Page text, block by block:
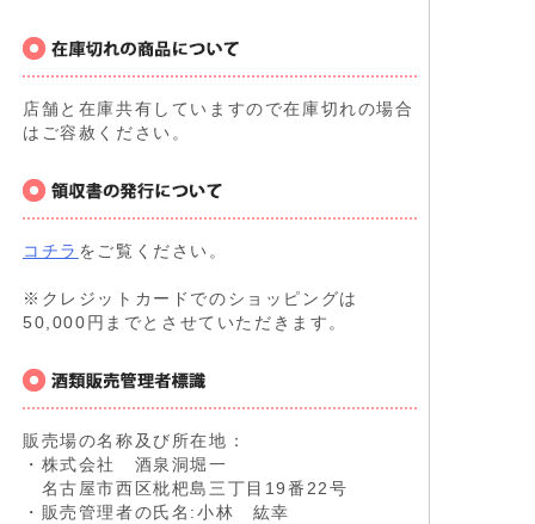
店舗と在庫共有していますので在庫切れの場合
はご容赦ください。
コチラ をご覧ください。
※クレジットカードでのショッピングは
50,000円までとさせていただきます。
販売場の名称及び所在地：
・株式会社 酒泉洞堀一
名古屋市西区枇杷島三丁目19番22号
・販売管理者の氏名:小林 紘幸